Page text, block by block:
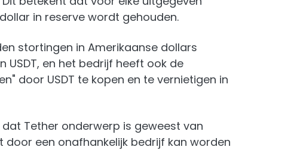
in reserve wordt gehouden.
stortingen in Amerikaanse dollars
USDT, en het bedrijf heeft ook de
door USDT te kopen en te vernietigen in
Tether onderwerp is geweest van
een onafhankelijk bedrijf kan worden